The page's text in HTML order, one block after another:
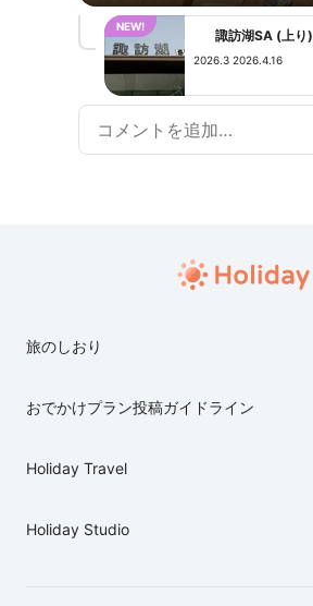
諏訪湖SA (上り)
2026.3 2026.4.16
旅のしおり
おでかけプラン投稿ガイドライン
Holiday Travel
Holiday Studio